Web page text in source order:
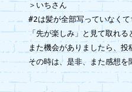
＞いちさん
#2は髪が全部写っていなく
「先が楽しみ」と見て取れる
また機会がありましたら、投
その時は、是非、また感想を